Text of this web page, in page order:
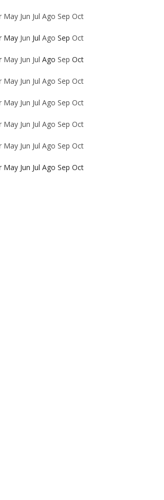
May Jun Jul Ago Sep Oct
May Jun Jul Ago Sep Oct
May Jun Jul Ago Sep Oct
May Jun Jul Ago Sep Oct
May Jun Jul Ago Sep Oct
May Jun Jul Ago Sep Oct
May Jun Jul Ago Sep Oct
May Jun Jul Ago Sep Oct